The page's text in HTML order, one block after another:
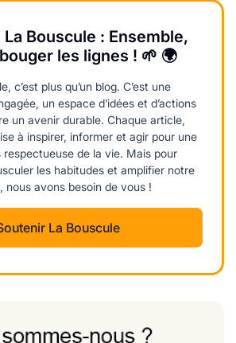
Bouscule : Ensemble,
les lignes ! 🌱 🌍
c’est plus qu’un blog. C’est une
un espace d’idées et d’actions
un avenir durable. Chaque article,
à inspirer, informer et agir pour une
respectueuse de la vie. Mais pour
les habitudes et amplifier notre
nous avons besoin de vous !
La Bouscule